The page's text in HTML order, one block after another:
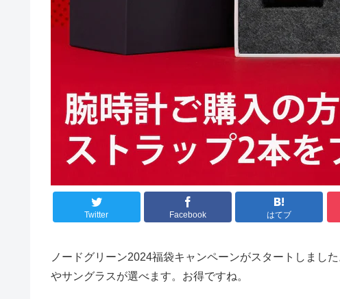
Twitter Facebook はてブ
ノードグリーン2024福袋キャンペーンがスタートしまし
やサングラスが選べます。お得ですね。